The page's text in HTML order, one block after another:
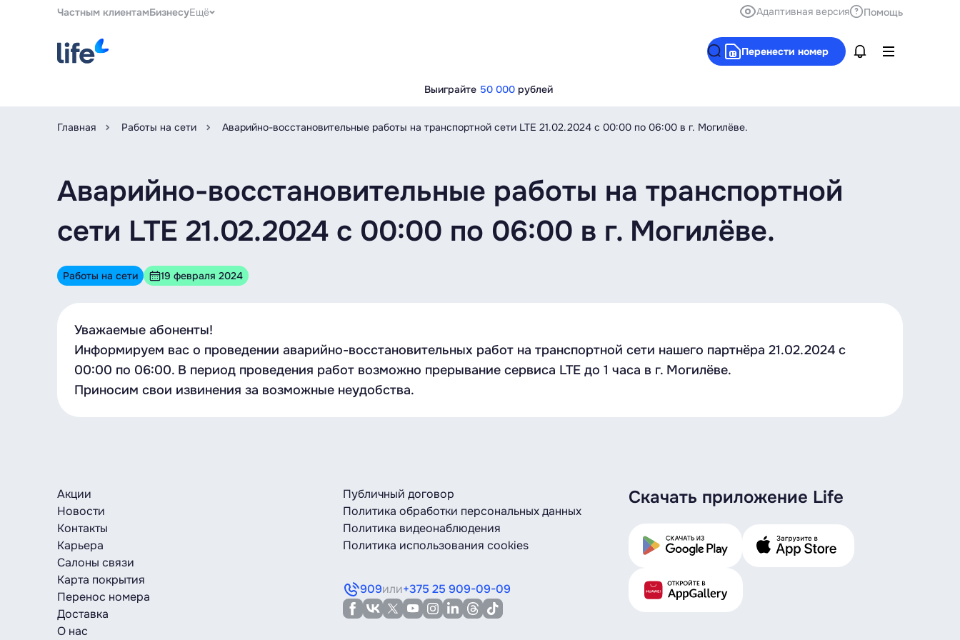
Частным клиентамБизнесуЕщё Адаптивная версия Помощь
Перенести номер
Выиграйте 50 000 рублей
Главная Работы на сети Аварийно-восстановительные работы на транспортной сети LTE 21.02.2024 с 00:00 по 06:00 в г. Могилёве.
Аварийно-восстановительные работы на транспортной
сети LTE 21.02.2024 с 00:00 по 06:00 в г. Могилёве.
Работы на сети 19 февраля 2024
Уважаемые абоненты!
Информируем вас о проведении аварийно-восстановительных работ на транспортной сети нашего партнёра 21.02.2024 с
00:00 по 06:00. В период проведения работ возможно прерывание сервиса LTE до 1 часа в г. Могилёве.
Приносим свои извинения за возможные неудобства.
Акции
Новости
Контакты
Карьера
Салоны связи
Карта покрытия
Перенос номера
Доставка
О нас
Публичный договор
Политика обработки персональных данных
Политика видеонаблюдения
Политика использования cookies
909или+375 25 909-09-09
Скачать приложение Life